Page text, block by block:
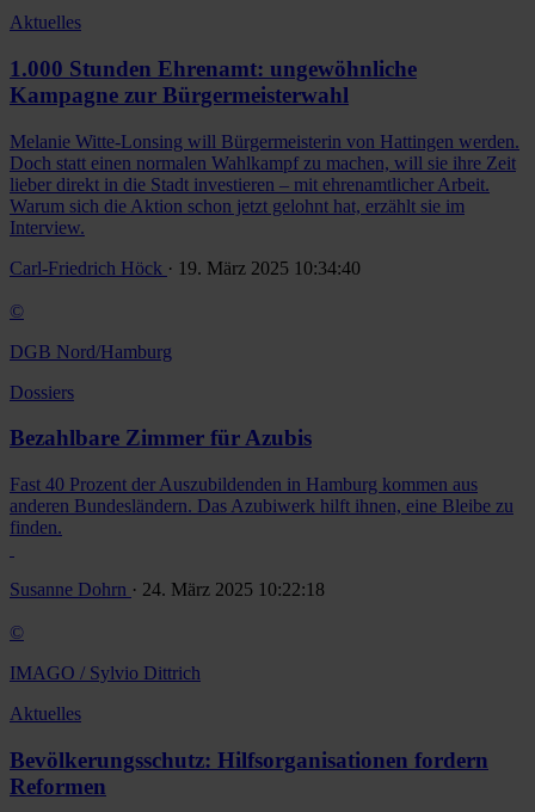
Aktuelles
1.000 Stunden Ehrenamt: ungewöhnliche
Kampagne zur Bürgermeisterwahl
Melanie Witte-Lonsing will Bürgermeisterin von Hattingen werden.
Doch statt einen normalen Wahlkampf zu machen, will sie ihre Zeit
lieber direkt in die Stadt investieren – mit ehrenamtlicher Arbeit.
Warum sich die Aktion schon jetzt gelohnt hat, erzählt sie im
Interview.
Carl-Friedrich Höck · 19. März 2025 10:34:40
©
DGB Nord/Hamburg
Dossiers
Bezahlbare Zimmer für Azubis
Fast 40 Prozent der Auszubildenden in Hamburg kommen aus
anderen Bundesländern. Das Azubiwerk hilft ihnen, eine Bleibe zu
finden.
Susanne Dohrn · 24. März 2025 10:22:18
©
IMAGO / Sylvio Dittrich
Aktuelles
Bevölkerungsschutz: Hilfsorganisationen fordern
Reformen